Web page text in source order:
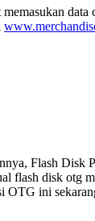
Flash Disk
flash disk otg
OTG ini